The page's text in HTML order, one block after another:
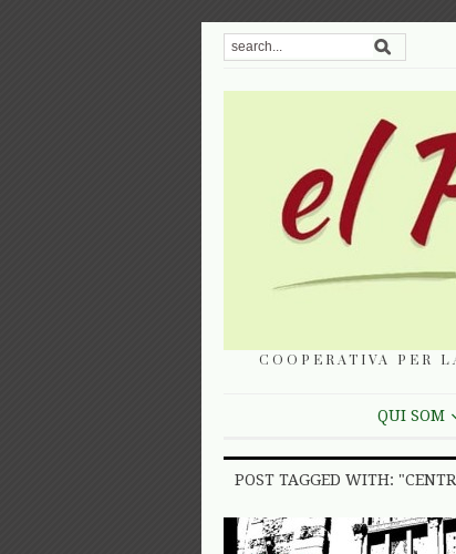
COOPERATIVA PER
QUI SOM
POST TAGGED WITH: